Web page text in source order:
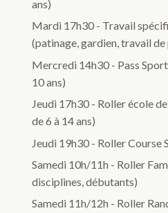
ans)
Mardi 17h30 - Travail
(patinage, gardien, travail de
Mercredi 14h30 - Pass
10 ans)
Jeudi 17h30 - Roller école
de 6 à 14 ans)
Jeudi 19h30 - Roller
Samedi 10h/11h - Roller
disciplines, débutants)
Samedi 11h/12h - Roller